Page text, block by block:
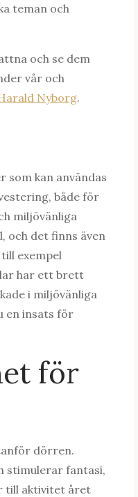
teman och
och se dem
vår och
Nyborg.
som kan användas
både för
miljövänliga
och det finns även
exempel
har ett brett
i miljövänliga
en insats för
för
dörren.
stimulerar fantasi,
till aktivitet året